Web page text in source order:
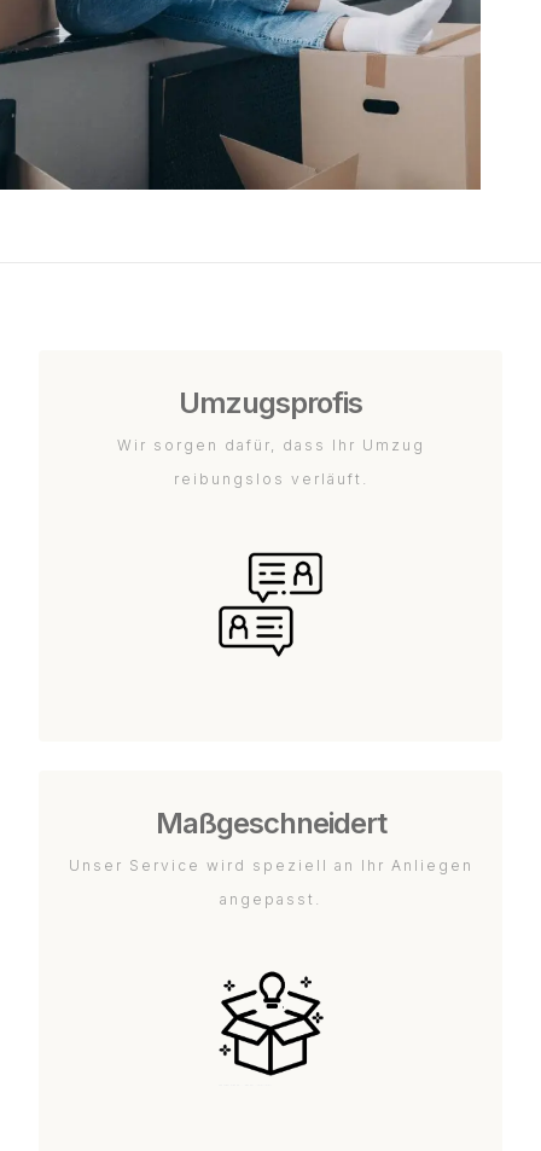
Umzugsprofis
Wir sorgen dafür, dass Ihr Umzug
reibungslos verläuft.
Maßgeschneidert
Unser Service wird speziell an Ihr Anliegen
angepasst.